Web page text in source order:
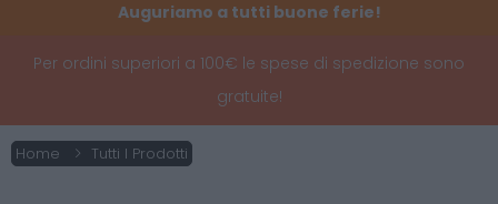
Auguriamo a tutti buone ferie!
Per ordini superiori a 100€ le spese di spedizione sono
gratuite!
Home Tutti I Prodotti